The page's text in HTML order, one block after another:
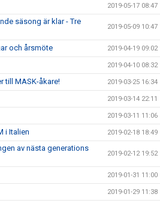
2019-05-17 08:47
säsong är klar - Tre
2019-05-09 10:47
och årsmöte 2019-04-19 09:02
2019-04-10 08:32
till MASK-åkare! 2019-03-25 16:34
2019-03-14 22:11
2019-03-11 11:06
i Italien 2019-02-18 18:49
av nästa generations
2019-02-12 19:52
2019-01-31 11:00
2019-01-29 11:38